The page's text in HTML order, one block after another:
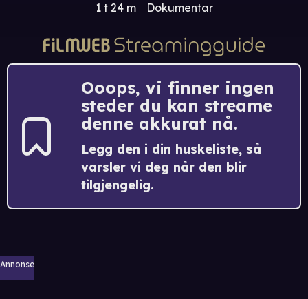
1 t 24 m Dokumentar
Ooops, vi finner ingen
steder du kan streame
denne akkurat nå.
Legg den i din huskeliste, så
varsler vi deg når den blir
tilgjengelig.
Annonse